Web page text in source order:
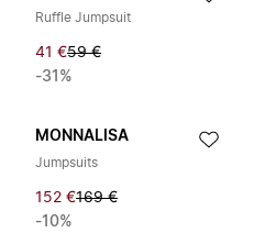
Ruffle Jumpsuit
41 €59 €
-31%
MONNALISA
Jumpsuits
152 €169 €
-10%